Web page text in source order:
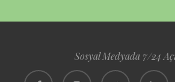
Sosyal Medyada 7/24